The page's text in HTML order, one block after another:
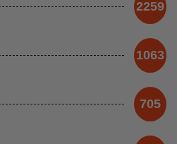
2259
1063
705